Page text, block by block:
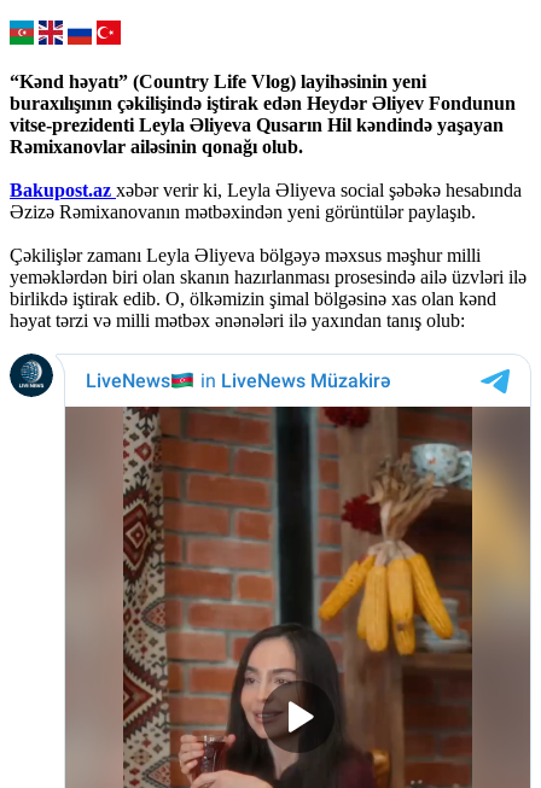
“Kənd həyatı” (Country Life Vlog) layihəsinin yeni
buraxılışının çəkilişində iştirak edən Heydər Əliyev Fondunun
vitse-prezidenti Leyla Əliyeva Qusarın Hil kəndində yaşayan
Rəmixanovlar ailəsinin qonağı olub.
Bakupost.az xəbər verir ki, Leyla Əliyeva social şəbəkə hesabında
Əzizə Rəmixanovanın mətbəxindən yeni görüntülər paylaşıb.
Çəkilişlər zamanı Leyla Əliyeva bölgəyə məxsus məşhur milli
yeməklərdən biri olan skanın hazırlanması prosesində ailə üzvləri ilə
birlikdə iştirak edib. O, ölkəmizin şimal bölgəsinə xas olan kənd
həyat tərzi və milli mətbəx ənənələri ilə yaxından tanış olub: